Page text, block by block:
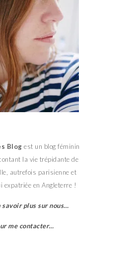
Blog est un blog féminin
la vie trépidante de
autrefois parisienne et
expatriée en Angleterre !
savoir plus sur nous…
me contacter…